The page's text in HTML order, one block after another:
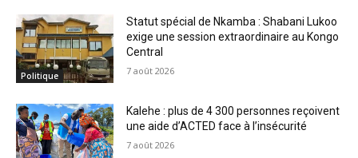
Politique
Statut spécial de Nkamba : Shabani Lukoo
exige une session extraordinaire au Kongo
Central
7 août 2026
Kalehe : plus de 4 300 personnes reçoivent
une aide d’ACTED face à l’insécurité
7 août 2026